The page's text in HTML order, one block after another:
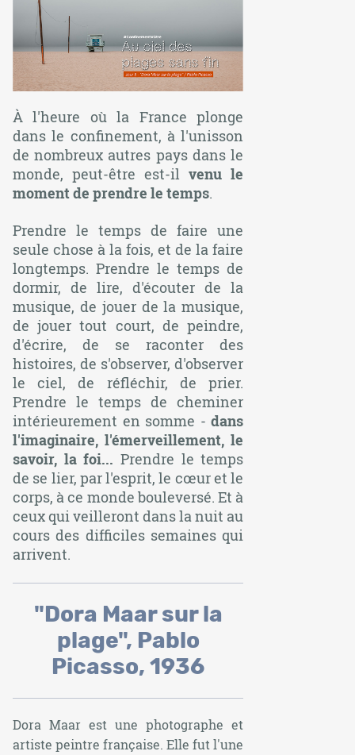
À l'heure où la France plonge
dans le confinement, à l'unisson
de nombreux autres pays dans le
monde, peut-être est-ilvenu le
moment de prendre le temps.
Prendre le temps de faire une
seule chose à la fois, et de la faire
longtemps. Prendre le temps de
dormir, de lire, d'écouter de la
musique, de jouer de la musique,
de jouer tout court, de peindre,
d'écrire, de se raconter des
histoires, de s'observer, d'observer
le ciel, de réfléchir, de prier.
Prendre le temps de cheminer
intérieurement en somme -dans
l'imaginaire, l'émerveillement, le
savoir, la foi... Prendre le temps
de se lier, par l'esprit, le cœur et le
corps, à ce monde bouleversé. Et à
ceux qui veilleront dans la nuit au
cours des difficiles semaines qui
arrivent.
"Dora Maar sur la
plage", Pablo
Picasso, 1936
Dora Maar est une photographe et
artiste peintre française. Elle fut l'une